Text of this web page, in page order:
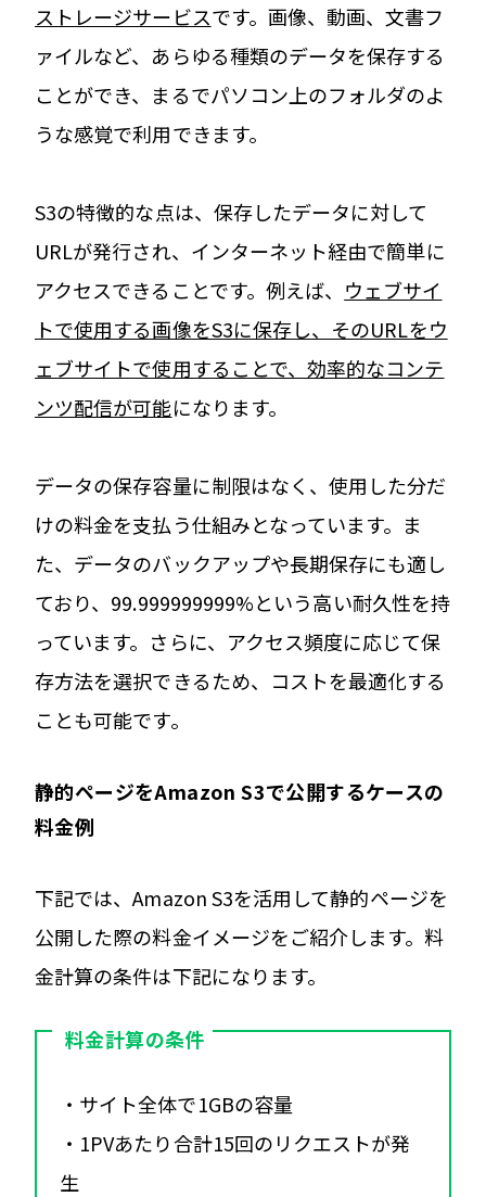
ストレージサービスです。画像、動画、文書フ
ァイルなど、あらゆる種類のデータを保存する
ことができ、まるでパソコン上のフォルダのよ
うな感覚で利用できます。
S3の特徴的な点は、保存したデータに対して
URLが発行され、インターネット経由で簡単に
アクセスできることです。例えば、 ウェブサイ
トで使用する画像をS3に保存し、そのURLをウ
ェブサイトで使用することで、効率的なコンテ
ンツ配信が可能になります。
データの保存容量に制限はなく、使用した分だ
けの料金を支払う仕組みとなっています。ま
た、データのバックアップや長期保存にも適し
ており、99.999999999%という高い耐久性を持
っています。さらに、アクセス頻度に応じて保
存方法を選択できるため、コストを最適化する
ことも可能です。
静的ページをAmazon S3で公開するケースの
料金例
下記では、Amazon S3を活用して静的ページを
公開した際の料金イメージをご紹介します。料
金計算の条件は下記になります。
料金計算の条件
・サイト全体で1GBの容量
・1PVあたり合計15回のリクエストが発
生